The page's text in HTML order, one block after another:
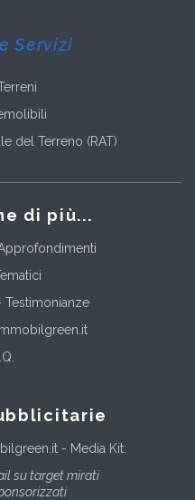
Servizi
del Terreno (RAT)
di più...
Testimonianze
- Media Kit:
su target mirati